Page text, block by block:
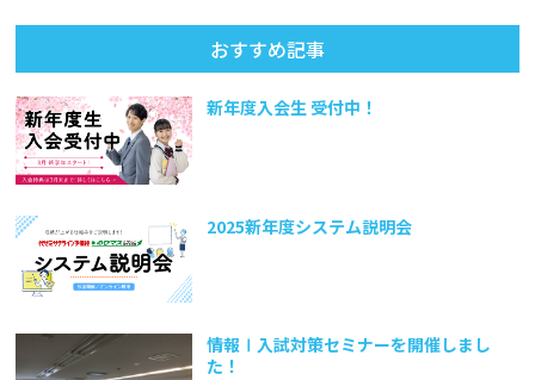
おすすめ記事
新年度入会生 受付中！
2025新年度システム説明会
情報Ⅰ入試対策セミナーを開催しまし
た！